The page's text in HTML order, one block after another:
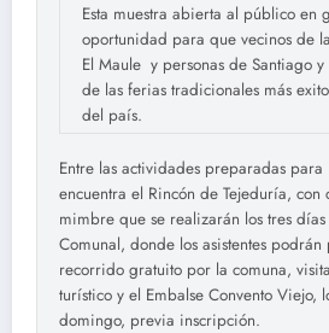
Esta muestra abierta al público en
oportunidad para que vecinos de
El Maule y personas de Santiago
de las ferias tradicionales más
del país.
Entre las actividades preparadas
encuentra el Rincón de Tejeduría, con
mimbre que se realizarán los tres días
Comunal, donde los asistentes
recorrido gratuito por la comuna,
turístico y el Embalse Convento Viejo,
domingo, previa inscripción.